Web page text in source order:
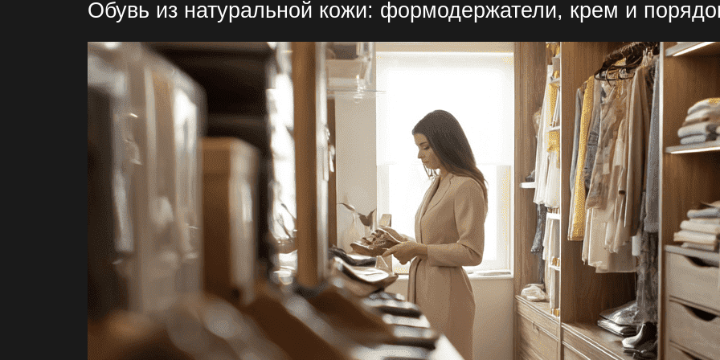
Обувь из натуральной кожи: формодержатели, крем и